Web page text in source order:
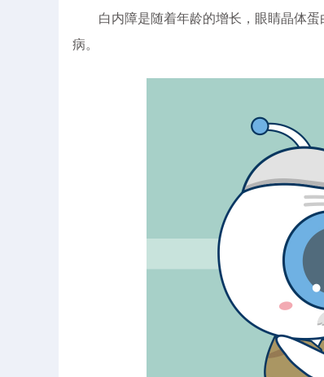
白内障是随着年龄的增长，眼睛晶体蛋
病。